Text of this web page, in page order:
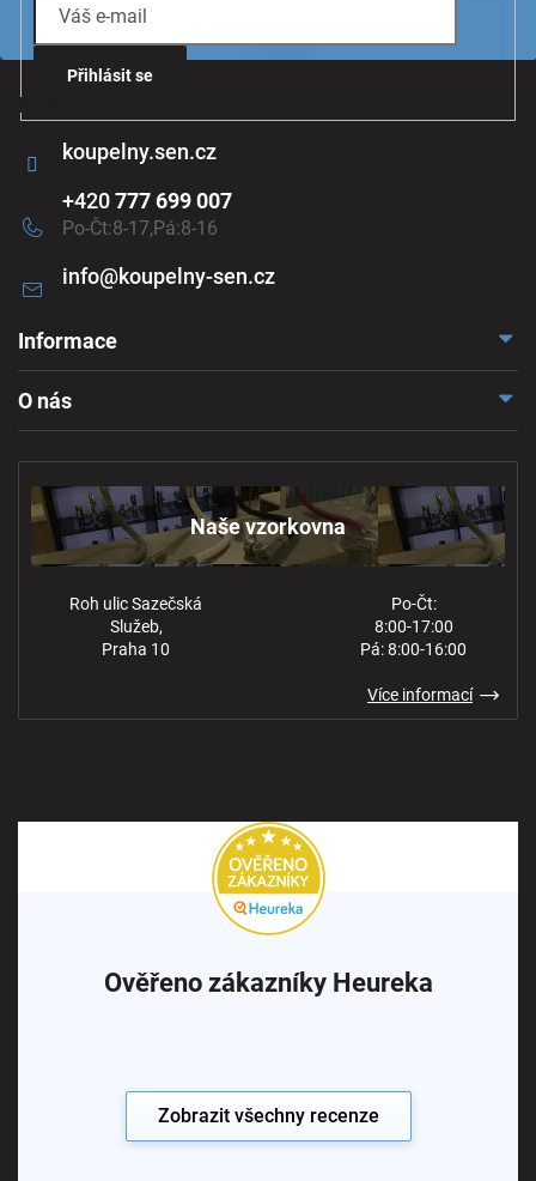
p
u
Kontakt
info@koupelny-sen.cz
+420777 699 007
Po-Čt:8-17,Pá:8-16
koupelny.sen.cz
Informace
Ochrana osobních údajů
O nás
Naše vzorkovna
Roh ulic Sazečská
Služeb,
Praha 10
Po-Čt:
8:00-17:00
Pá: 8:00-16:00
Více informací
Přihlásit se
Ověřeno zákazníky Heureka
Zobrazit všechny recenze